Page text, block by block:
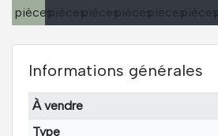
Informations générales
À vendre
Type